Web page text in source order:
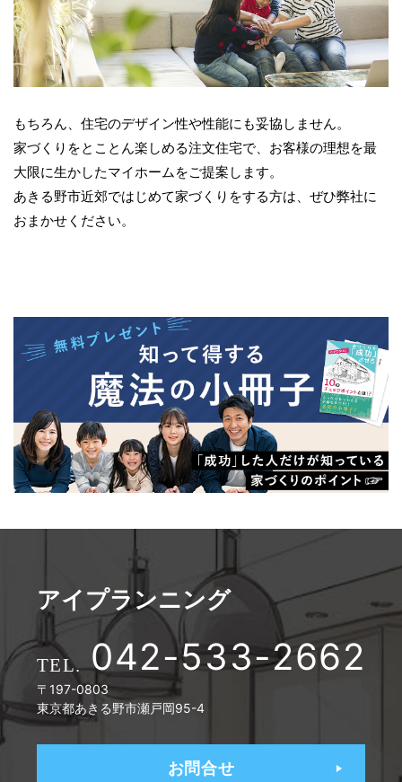
もちろん、住宅のデザイン性や性能にも妥協しません。
家づくりをとことん楽しめる注文住宅で、お客様の理想を最
大限に生かしたマイホームをご提案します。
あきる野市近郊ではじめて家づくりをする方は、ぜひ弊社に
おまかせください。
アイプランニング
042-533-2662
〒197-0803
東京都あきる野市瀬戸岡95-4
お問合せ